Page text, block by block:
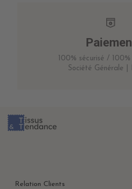
100% sécurisé /
Société Générale |
Relation Clients